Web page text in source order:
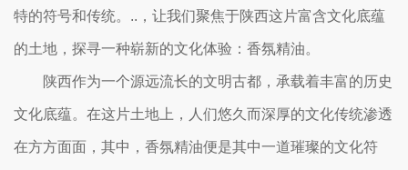
特的符号和传统。..，让我们聚焦于陕西这片富含文化底蕴
的土地，探寻一种崭新的文化体验：香氛精油。
陕西作为一个源远流长的文明古都，承载着丰富的历史
文化底蕴。在这片土地上，人们悠久而深厚的文化传统渗透
在方方面面，其中，香氛精油便是其中一道璀璨的文化符